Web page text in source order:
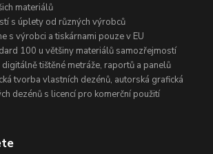
materiálů
s úplety od různých výrobců
s výrobci a tiskárnami pouze v EU
100 u většiny materiálů samozřejmostí
tištěné metráže, raportů a panelů
tvorba vlastních dezénů, autorská grafická
dezénů s licencí pro komerční použití